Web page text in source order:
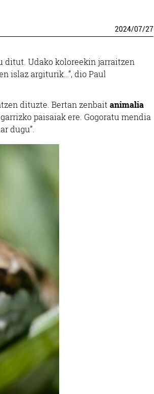
2024/07/27
ditut. Udako koloreekin jarraitzen
islaz argiturik…”, dio Paul
dituzte. Bertan zenbait animalia
paisaiak ere. Gogoratu mendia
dugu”.